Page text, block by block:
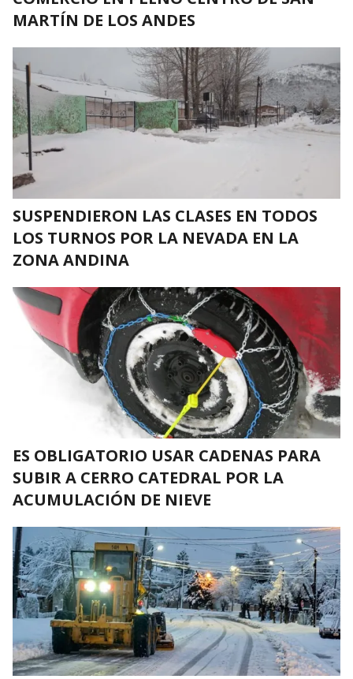
MARTÍN DE LOS ANDES
SUSPENDIERON LAS CLASES EN TODOS
LOS TURNOS POR LA NEVADA EN LA
ZONA ANDINA
ES OBLIGATORIO USAR CADENAS PARA
SUBIR A CERRO CATEDRAL POR LA
ACUMULACIÓN DE NIEVE